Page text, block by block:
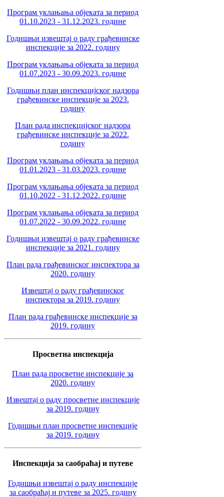
Програм уклањања објеката за период
01.10.2023 - 31.12.2023. године
Годишњи извештај о раду грађевинске
инспекције за 2022. годину
Програм уклањања објеката за период
01.07.2023 - 30.09.2023. године
Годишњи план инспекцијског надзора
грађевинске инспекције за 2023.
годину
План рада инспекцијског надзора
грађевинске инспекције за 2022.
годину
Програм уклањања објеката за период
01.01.2023 - 31.03.2023. године
Програм уклањања објеката за период
01.10.2022 - 31.12.2022. године
Програм уклањања објеката за период
01.07.2022 - 30.09.2022. године
Годишњи извештај о раду грађевинске
инспекције за 2021. годину
План рада грађевинског инспектора за
2020. годину
Извештај о раду грађевинског
инспектора за 2019. годину
План рада грађевинске инспекције за
2019. годину
Просветна инспекција
План рада просветне инспекције за
2020. годину
Извештај о раду просветне инспекције
за 2019. годину
Годишњи план просветне инспекције
за 2019. годину
Инспекција за саобраћај и путеве
Годишњи извештај о раду инспекције
за саобраћај и путеве за 2025. годину